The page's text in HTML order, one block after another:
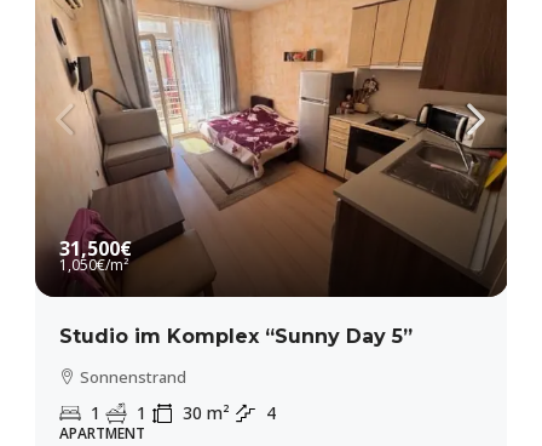
31,500€
1,050€/m²
Studio im Komplex “Sunny Day 5”
Sonnenstrand
1 1 30 m² 4
APARTMENT